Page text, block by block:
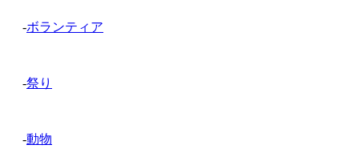
-ボランティア
-祭り
-動物